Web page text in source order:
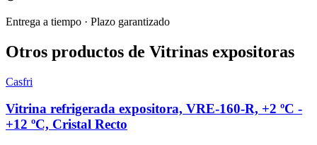
Entrega a tiempo · Plazo garantizado
Otros productos de Vitrinas expositoras
Casfri
Vitrina refrigerada expositora, VRE-160-R, +2 ºC -
+12 ºC, Cristal Recto